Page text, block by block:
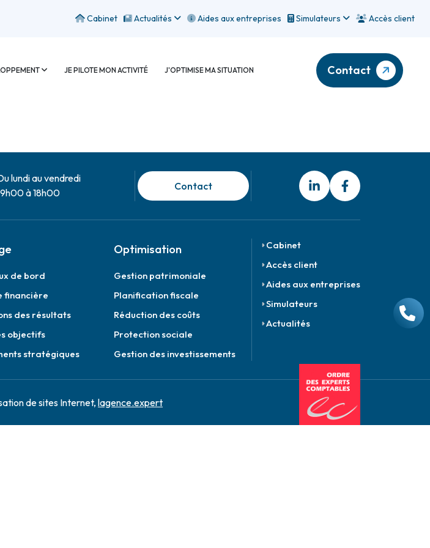
Cabinet Actualités Aides aux entreprises Simulateurs Accès client
JE PILOTE MON ACTIVITÉ J'OPTIMISE MA SITUATION Contact
lundi au vendredi
à 18h00
Contact
de bord
financière
des résultats
objectifs
stratégiques
Optimisation
Gestion patrimoniale
Planification fiscale
Réduction des coûts
Protection sociale
Gestion des investissements
Cabinet
Accès client
Aides aux entreprises
Simulateurs
Actualités
de sites Internet, lagence.expert